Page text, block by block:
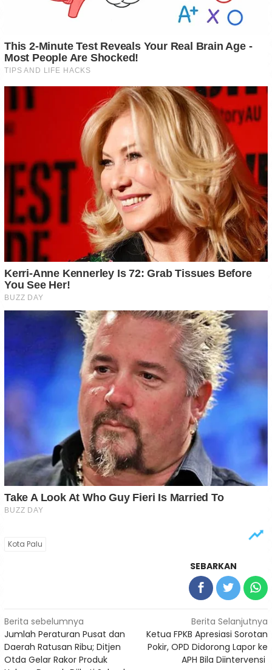
Kota Palu
SEBARKAN
Navigasi
pos
Berita sebelumnya
Jumlah Peraturan Pusat dan
Daerah Ratusan Ribu; Ditjen
Otda Gelar Rakor Produk
Berita Selanjutnya
Ketua FPKB Apresiasi Sorotan
Pokir, OPD Didorong Lapor ke
APH Bila Diintervensi